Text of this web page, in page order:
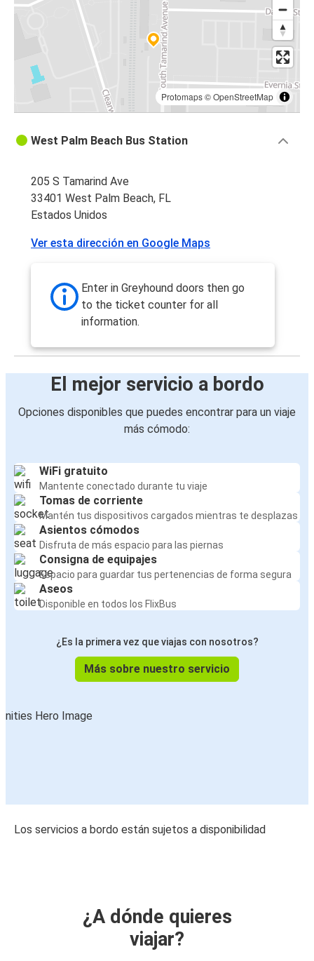
Protomaps©OpenStreetMap
West Palm Beach Bus Station
205 S Tamarind Ave
33401 West Palm Beach, FL
Estados Unidos
Ver esta dirección en Google Maps
Enter in Greyhound doors then go
to the ticket counter for all
information.
El mejor servicio a bordo
Opciones disponibles que puedes encontrar para un viaje
más cómodo:
WiFi gratuito
Mantente conectado durante tu viaje
Tomas de corriente
Mantén tus dispositivos cargados mientras te desplazas
Asientos cómodos
Disfruta de más espacio para las piernas
Consigna de equipajes
Espacio para guardar tus pertenencias de forma segura
Aseos
Disponible en todos los FlixBus
¿Es la primera vez que viajas con nosotros?
Más sobre nuestro servicio
Los servicios a bordo están sujetos a disponibilidad
¿A dónde quieres
viajar?